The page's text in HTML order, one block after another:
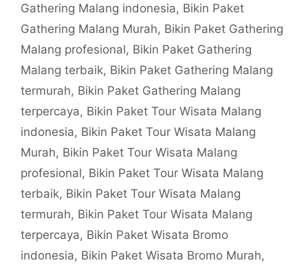
Gathering Malang indonesia, Bikin Paket
Gathering Malang Murah, Bikin Paket Gathering
Malang profesional, Bikin Paket Gathering
Malang terbaik, Bikin Paket Gathering Malang
termurah, Bikin Paket Gathering Malang
terpercaya, Bikin Paket Tour Wisata Malang
indonesia, Bikin Paket Tour Wisata Malang
Murah, Bikin Paket Tour Wisata Malang
profesional, Bikin Paket Tour Wisata Malang
terbaik, Bikin Paket Tour Wisata Malang
termurah, Bikin Paket Tour Wisata Malang
terpercaya, Bikin Paket Wisata Bromo
indonesia, Bikin Paket Wisata Bromo Murah,